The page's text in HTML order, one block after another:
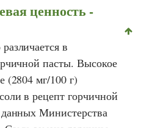
ценность -
в
пасты. Высокое
(2804 мг/100 г)
в рецепт горчичной
данныхМинистерства